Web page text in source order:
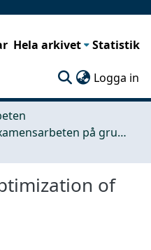
Hela arkivet Statistik
Logga in
Examensarbeten på grundnivå
of